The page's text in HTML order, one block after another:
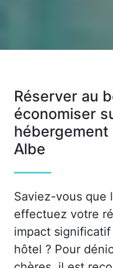
Réserver au
économiser
hébergement
Albe
Saviez-vous que
effectuez votre
impact
hôtel ? Pour